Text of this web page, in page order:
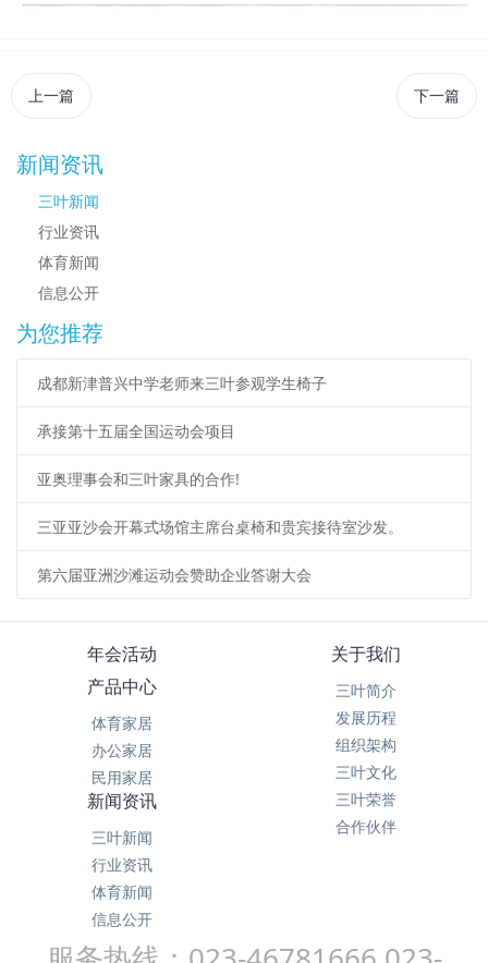
上一篇 下一篇
新闻资讯
三叶新闻
行业资讯
体育新闻
信息公开
为您推荐
成都新津普兴中学老师来三叶参观学生椅子
承接第十五届全国运动会项目
亚奥理事会和三叶家具的合作!
三亚亚沙会开幕式场馆主席台桌椅和贵宾接待室沙发。
第六届亚洲沙滩运动会赞助企业答谢大会
年会活动 关于我们
三叶简介
发展历程
组织架构
三叶文化
三叶荣誉
合作伙伴
产品中心
体育家居
办公家居
民用家居
新闻资讯
三叶新闻
行业资讯
体育新闻
信息公开